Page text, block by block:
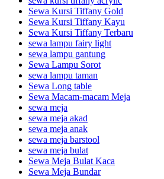
Sewa Kursi Tiffany Gold
Sewa Kursi Tiffany Kayu
Sewa Kursi Tiffany Terbaru
sewa lampu fairy light
sewa lampu gantung
Sewa Lampu Sorot
sewa lampu taman
Sewa Long table
Sewa Macam-macam Meja
sewa meja
sewa meja akad
sewa meja anak
sewa meja barstool
sewa meja bulat
Sewa Meja Bulat Kaca
Sewa Meja Bundar